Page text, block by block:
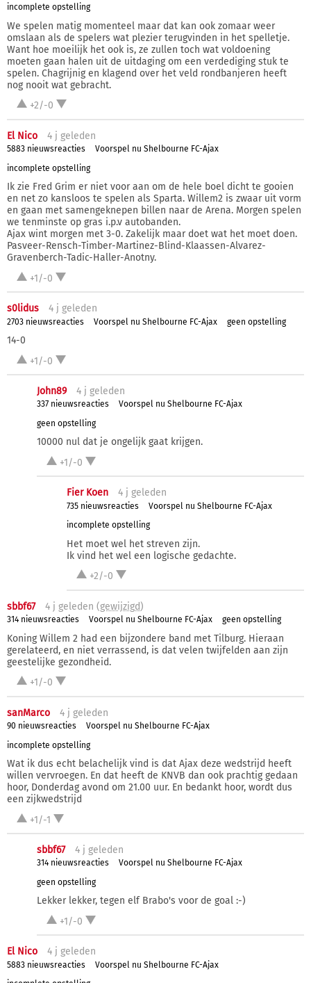
incomplete opstelling
We spelen matig momenteel maar dat kan ook zomaar weer
omslaan als de spelers wat plezier terugvinden in het spelletje.
Want hoe moeilijk het ook is, ze zullen toch wat voldoening
moeten gaan halen uit de uitdaging om een verdediging stuk te
spelen. Chagrijnig en klagend over het veld rondbanjeren heeft
nog nooit wat gebracht.
+2/-0
El Nico 4 j geleden
5883 nieuwsreacties
Voorspel nu Shelbourne FC-Ajax
incomplete opstelling
Ik zie Fred Grim er niet voor aan om de hele boel dicht te gooien
en net zo kansloos te spelen als Sparta. Willem2 is zwaar uit vorm
en gaan met samengeknepen billen naar de Arena. Morgen spelen
we tenminste op gras i.p.v autobanden.
Ajax wint morgen met 3-0. Zakelijk maar doet wat het moet doen.
Pasveer-Rensch-Timber-Martinez-Blind-Klaassen-Alvarez-
Gravenberch-Tadic-Haller-Anotny.
+1/-0
s0lidus 4 j geleden
2703 nieuwsreacties Voorspel nu Shelbourne FC-Ajax geen opstelling
14-0
+1/-0
John89 4 j geleden
337 nieuwsreacties
Voorspel nu Shelbourne FC-Ajax
geen opstelling
10000 nul dat je ongelijk gaat krijgen.
+1/-0
Fier Koen 4 j geleden
735 nieuwsreacties
Voorspel nu Shelbourne FC-Ajax
incomplete opstelling
Het moet wel het streven zijn.
Ik vind het wel een logische gedachte.
+2/-0
sbbf67 4 j geleden (gewijzigd)
314 nieuwsreacties Voorspel nu Shelbourne FC-Ajax geen opstelling
Koning Willem 2 had een bijzondere band met Tilburg. Hieraan
gerelateerd, en niet verrassend, is dat velen twijfelden aan zijn
geestelijke gezondheid.
+1/-0
sanMarco 4 j geleden
90 nieuwsreacties
Voorspel nu Shelbourne FC-Ajax
incomplete opstelling
Wat ik dus echt belachelijk vind is dat Ajax deze wedstrijd heeft
willen vervroegen. En dat heeft de KNVB dan ook prachtig gedaan
hoor, Donderdag avond om 21.00 uur. En bedankt hoor, wordt dus
een zijkwedstrijd
+1/-1
sbbf67 4 j geleden
314 nieuwsreacties
Voorspel nu Shelbourne FC-Ajax
geen opstelling
Lekker lekker, tegen elf Brabo's voor de goal :-)
+1/-0
El Nico 4 j geleden
5883 nieuwsreacties
Voorspel nu Shelbourne FC-Ajax